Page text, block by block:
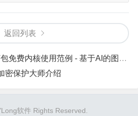
返回列表
用范例 - 基于AI的图片背景移除工具 - 无需联网+永久免费
密保护大师介绍
软件 Rights Reserved.